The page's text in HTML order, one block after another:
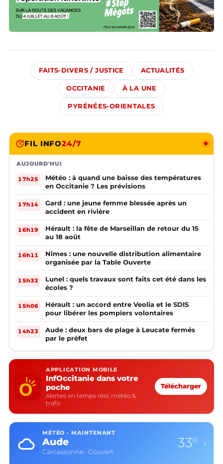
FAITS-DIVERS / JUSTICE ACTUALITÉS
OCCITANIE À LA UNE
PYRÉNÉES-ORIENTALES
FIL INFO24/7
AUJOURD'HUI
17h25
Météo : à quand une baisse des températures
en Occitanie ? Les prévisions
17h14
Gard : une jeune femme blessée après un
accident en rivière
16h19
Hérault : la fête de Marseillan de retour du 15
au 18 août
16h11
Nîmes : une nouvelle distribution alimentaire
organisée par la Table Ouverte
15h32
Lunel : quels travaux sont faits cet été dans les
écoles ?
15h06
Hérault : un accord entre Veolia et le SDIS
pour libérer les pompiers volontaires
14h23
Aude : deux bars de plage à Leucate fermés
par le préfet
APPLICATION MOBILE
InfOccitanie dans votre
poche
Alertes en temps réel, météo &
trafic
Télécharger
MÉTÉO · MAINTENANT
Aude
Carcassonne · Couvert
33° ›